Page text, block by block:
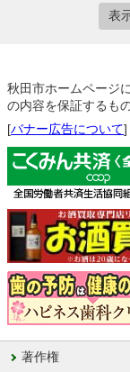
表
秋田市ホームページ
の内容を保証するも
[バナー広告について]
著作権